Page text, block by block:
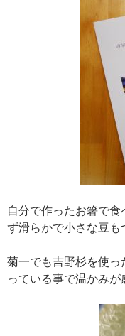
自分で作ったお箸で
ず滑らかで小さな豆も
菊一でも吉野杉を使
っている事で温かみが